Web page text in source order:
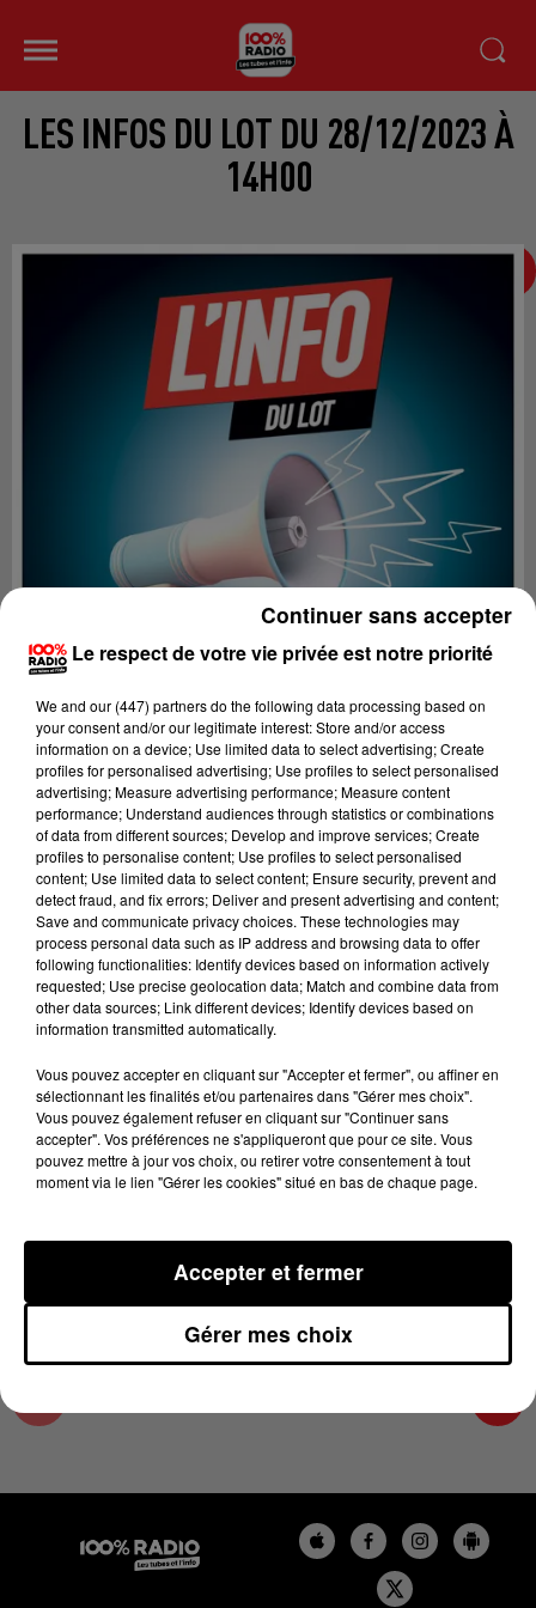
LES INFOS DU LOT DU 28/12/2023 À
14H00
Lecture (2 min 22 sec)
100%
100% Radio les infos du Lot
28 décembre 2023 - 2 min 22 sec
LES INFOS DU LOT DU 28/12/2023 À 14H00
28/12/2023
Le respect de votre vie privée est notre priorité
We and our (447) partnersdo the following data processing based on
your consent and/or our legitimate interest: Store and/or access
information on a device; Use limited data to select advertising; Create
profiles for personalised advertising; Use profiles to select personalised
advertising; Measure advertising performance; Measure content
performance; Understand audiences through statistics or combinations
of data from different sources; Develop and improve services; Create
profiles to personalise content; Use profiles to select personalised
content; Use limited data to select content; Ensure security, prevent and
detect fraud, and fix errors; Deliver and present advertising and content;
Save and communicate privacy choices. These technologies may
process personal data such as IP address and browsing data to offer
following functionalities: Identify devices based on information actively
requested; Use precise geolocation data; Match and combine data from
other data sources; Link different devices; Identify devices based on
information transmitted automatically.
Vous pouvez accepter en cliquant sur "Accepter et fermer", ou affiner en
sélectionnant les finalités et/ou partenaires dans "Gérer mes choix".
Vous pouvez également refuser en cliquant sur "Continuer sans
accepter". Vos préférences ne s'appliqueront que pour ce site. Vous
pouvez mettre à jour vos choix, ou retirer votre consentement à tout
moment via le lien "Gérer les cookies" situé en bas de chaque page.
Gérer mes choix
Accepter et fermer
Continuer sans accepter